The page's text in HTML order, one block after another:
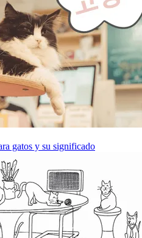
gatos y su significado